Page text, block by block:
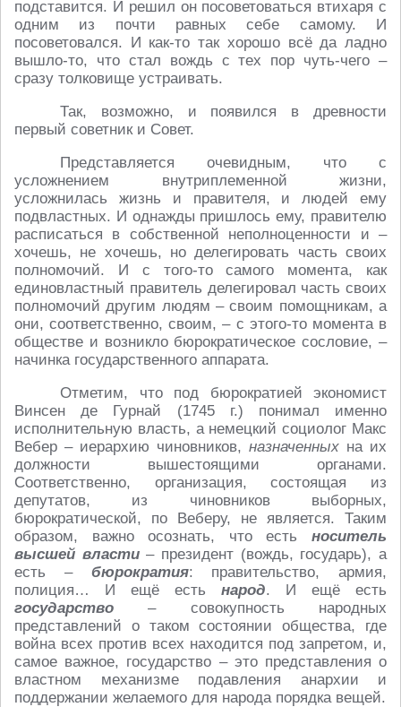
подставится. И решил он посоветоваться втихаря с
одним из почти равных себе самому. И
посоветовался. И как-то так хорошо всё да ладно
вышло-то, что стал вождь с тех пор чуть-чего –
сразу толковище устраивать.
Так, возможно, и появился в древности
первый советник и Совет.
Представляется очевидным, что с
усложнением внутриплеменной жизни,
усложнилась жизнь и правителя, и людей ему
подвластных. И однажды пришлось ему, правителю
расписаться в собственной неполноценности и –
хочешь, не хочешь, но делегировать часть своих
полномочий. И с того-то самого момента, как
единовластный правитель делегировал часть своих
полномочий другим людям – своим помощникам, а
они, соответственно, своим, – с этого-то момента в
обществе и возникло бюрократическое сословие, –
начинка государственного аппарата.
Отметим, что под бюрократией экономист
Винсен де Гурнай (1745 г.) понимал именно
исполнительную власть, а немецкий социолог Макс
Вебер – иерархию чиновников, назначенных на их
должности вышестоящими органами.
Соответственно, организация, состоящая из
депутатов, из чиновников выборных,
бюрократической, по Веберу, не является. Таким
образом, важно осознать, что есть носитель
высшей власти– президент (вождь, государь), а
есть – бюрократия: правительство, армия,
полиция… И ещё есть народ. И ещё есть
государство – совокупность народных
представлений о таком состоянии общества, где
война всех против всех находится под запретом, и,
самое важное, государство – это представления о
властном механизме подавления анархии и
поддержании желаемого для народа порядка вещей.